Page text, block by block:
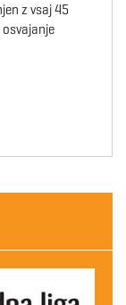
z vsaj 45